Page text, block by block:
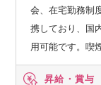
会、在宅勤務制
携しており、国
用可能です。喫
昇給・賞与